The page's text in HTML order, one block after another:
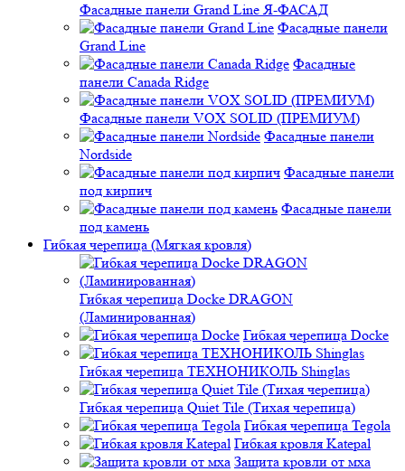
Фасадные панели Grand Line Я-ФАСАД
Фасадные панели
Grand Line
Фасадные
панели Canada Ridge
Фасадные панели VOX SOLID (ПРЕМИУМ)
Фасадные панели
Nordside
Фасадные панели
под кирпич
Фасадные панели
под камень
Гибкая черепица (Мягкая кровля)
Гибкая черепица Docke DRAGON
(Ламинированная)
Гибкая черепица Docke
Гибкая черепица ТЕХНОНИКОЛЬ Shinglas
Гибкая черепица Quiet Tile (Тихая черепица)
Гибкая черепица Tegola
Гибкая кровля Katepal
Защита кровли от мха